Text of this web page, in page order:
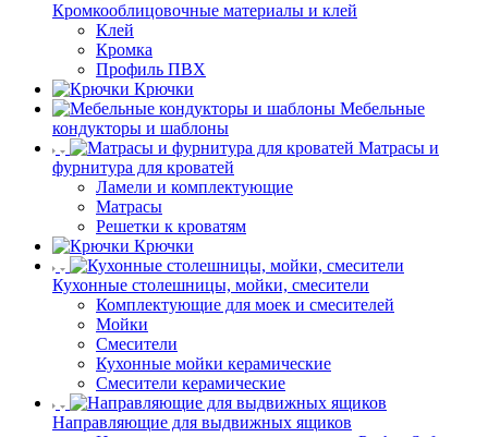
Кромкооблицовочные материалы и клей
Клей
Кромка
Профиль ПВХ
Крючки
Мебельные
кондукторы и шаблоны
Матрасы и
фурнитура для кроватей
Ламели и комплектующие
Матрасы
Решетки к кроватям
Крючки
Кухонные столешницы, мойки, смесители
Комплектующие для моек и смесителей
Мойки
Смесители
Кухонные мойки керамические
Смесители керамические
Направляющие для выдвижных ящиков